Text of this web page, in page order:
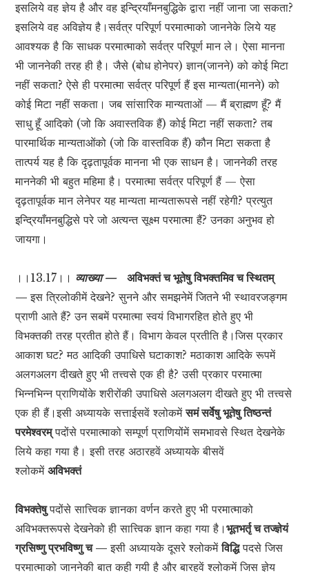
इसलिये वह ज्ञेय है और वह इन्द्रियाँमनबुद्धिके द्वारा नहीं जाना जा सकता?
इसलिये वह अविज्ञेय है।सर्वत्र परिपूर्ण परमात्माको जाननेके लिये यह
आवश्यक है कि साधक परमात्माको सर्वत्र परिपूर्ण मान ले। ऐसा मानना
भी जाननेकी तरह ही है। जैसे (बोध होनेपर) ज्ञान(जानने) को कोई मिटा
नहीं सकता? ऐसे ही परमात्मा सर्वत्र परिपूर्ण हैं इस मान्यता(मानने) को
कोई मिटा नहीं सकता। जब सांसारिक मान्यताओं — मैं ब्राह्मण हूँ? मैं
साधु हूँ आदिको (जो कि अवास्तविक हैं) कोई मिटा नहीं सकता? तब
पारमार्थिक मान्यताओंको (जो कि वास्तविक हैं) कौन मिटा सकता है
तात्पर्य यह है कि दृढ़तापूर्वक मानना भी एक साधन है। जाननेकी तरह
माननेकी भी बहुत महिमा है। परमात्मा सर्वत्र परिपूर्ण हैं — ऐसा
दृढ़तापूर्वक मान लेनेपर यह मान्यता मान्यतारूपसे नहीं रहेगी? प्रत्युत
इन्द्रियाँमनबुद्धिसे परे जो अत्यन्त सूक्ष्म परमात्मा हैं? उनका अनुभव हो
जायगा।
।।13.17।। व्याख्या —
अविभक्तं च भूतेषु विभक्तमिव च स्थितम्
—इस त्रिलोकीमें देखने? सुनने और समझनेमें जितने भी स्थावरजङ्गम
प्राणी आते हैं? उन सबमें परमात्मा स्वयं विभागरहित होते हुए भी
विभक्तकी तरह प्रतीत होते हैं। विभाग केवल प्रतीति है।जिस प्रकार
आकाश घट? मठ आदिकी उपाधिसे घटाकाश? मठाकाश आदिके रूपमें
अलगअलग दीखते हुए भी तत्त्वसे एक ही है? उसी प्रकार परमात्मा
भिन्नभिन्न प्राणियोंके शरीरोंकी उपाधिसे अलगअलग दीखते हुए भी तत्त्वसे
एक ही हैं।इसी अध्यायके सत्ताईसवें श्लोकमेंसमं सर्वेषु भूतेषु तिष्ठन्तं
परमेश्वरम्पदोंसे परमात्माको सम्पूर्ण प्राणियोंमें समभावसे स्थित देखनेके
लिये कहा गया है। इसी तरह अठारहवें अध्यायके बीसवें
श्लोकमेंअविभक्तं
विभक्तेषुपदोंसे सात्त्विक ज्ञानका वर्णन करते हुए भी परमात्माको
अविभक्तरूपसे देखनेको ही सात्त्विक ज्ञान कहा गया है।भूतभर्तृ च तज्ज्ञेयं
ग्रसिष्णु प्रभविष्णु च —इसी अध्यायके दूसरे श्लोकमेंविद्धिपदसे जिस
परमात्माको जाननेकी बात कही गयी है और बारहवें श्लोकमें जिस ज्ञेय